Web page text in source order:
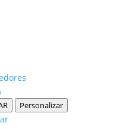
Personalizar